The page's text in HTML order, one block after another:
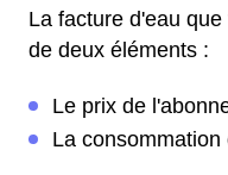
La facture d'eau
de deux éléments :
Le prix de
La